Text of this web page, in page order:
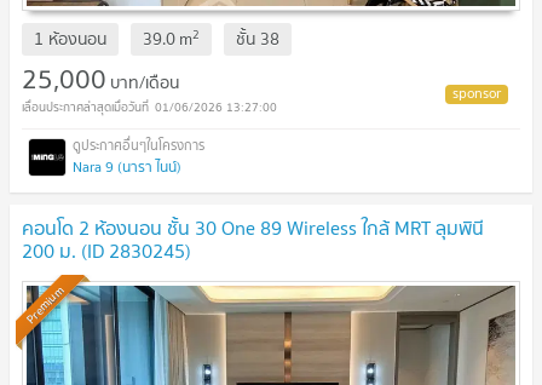
1 ห้องนอน 39.0m2 ชั้น 38
25,000 บาท/เดือน
01/06/2026 13:27:00
Nara 9 (นารา ไนน์)
คอนโด 2 ห้องนอน ชั้น 30 One 89 Wireless ใกล้ MRT ลุมพินี
200 ม. (ID 2830245)
Premium